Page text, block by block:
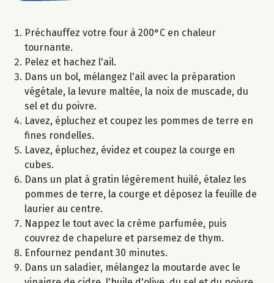
Préchauffez votre four à 200°C en chaleur
tournante.
Pelez et hachez l'ail.
Dans un bol, mélangez l'ail avec la préparation
végétale, la levure maltée, la noix de muscade, du
sel et du poivre.
Lavez, épluchez et coupez les pommes de terre en
fines rondelles.
Lavez, épluchez, évidez et coupez la courge en
cubes.
Dans un plat à gratin légèrement huilé, étalez les
pommes de terre, la courge et déposez la feuille de
laurier au centre.
Nappez le tout avec la crème parfumée, puis
couvrez de chapelure et parsemez de thym.
Enfournez pendant 30 minutes.
Dans un saladier, mélangez la moutarde avec le